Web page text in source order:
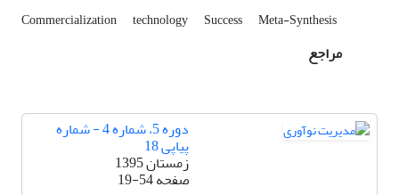
Commercialization technology Success Meta-Synthesis
مراجع
دوره 5، شماره 4 - شماره
پیاپی 18
زمستان 1395
صفحه19-54